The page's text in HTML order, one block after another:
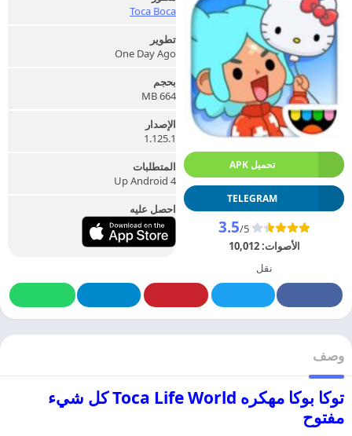
تحميل APK
TELEGRAM
3.5/5
الأصوات:10,012
نقل
Toca Boca
تطوير
One Day Ago
بحجم
664 MB
الإصدار
1.125.1
المتطلبات
Up Android 4
احصل عليه
وصف
توكا بوكا مهكره Toca Life World كل شيء
مفتوح